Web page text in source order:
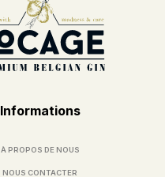
Informations
À PROPOS DE NOUS
NOUS CONTACTER